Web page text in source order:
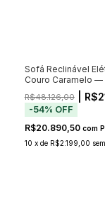
Sofá Reclinável
Couro Caramelo —
R$48.126,00|
-54% OFF
R$20.890,50 com
10 x de R$2.199,00